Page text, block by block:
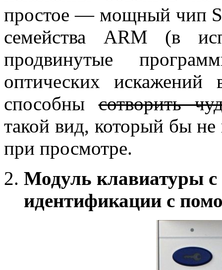
простое — мощный чип
семейства ARM (в
продвинутые
оптических
способнысотворить
такой вид, который бы
при просмотре.
Модуль клавиатуры с
идентификации с